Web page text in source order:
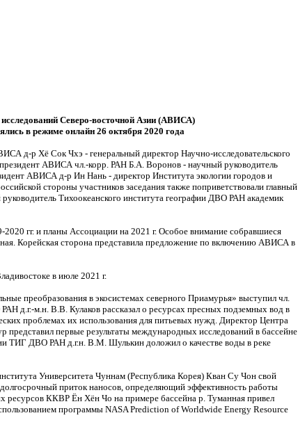
Северо-восточной Азии (АВИСА)
в режиме онлайн 26 октября 2020 года
д-р Хё Сок Чхэ - генеральный директор Научно-исследовательского
АВИСА чл.-корр. РАН Б.А. Воронов - научный руководитель
АВИСА д-р Ин Нань - директор Института экологии городов и
стороны участников заседания также поприветствовали главный
Тихоокеанского института географии ДВО РАН академик
гг. и планы Ассоциации на 2021 г. Особое внимание собравшиеся
Корейская сторона представила предложение по включению АВИСА в
в июле 2021 г.
преобразования в экосистемах северного Приамурья» выступил чл.
м.н. В.В. Кулаков рассказал о ресурсах пресных подземных вод в
проблемах их использования для питьевых нужд. Директор Центра
первые результаты международных исследований в бассейне
ТИГ ДВО РАН д.г.н. В.М. Шулькин доложил о качестве воды в реке
Университета Чуннам (Республика Корея) Кван Су Чон свой
приток наносов, определяющий эффективность работы
ресурсов ККВР Ён Хён Чо на примере бассейна р. Туманная привел
программы NASA Prediction of Worldwide Energy Resource